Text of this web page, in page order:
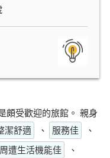
頗受歡迎的旅館。 親身
潔舒適 、 服務佳
、
周遭生活機能佳
、